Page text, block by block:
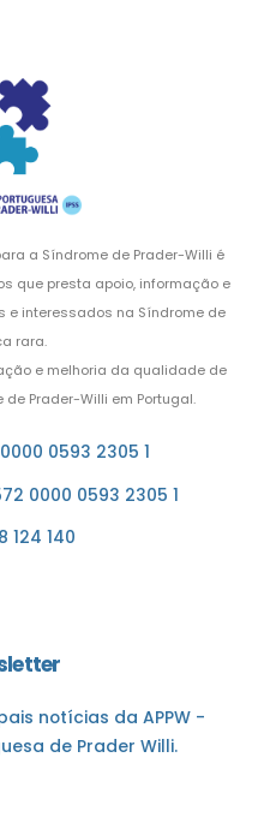
a Síndrome de Prader-Willi é
que presta apoio, informação e
e interessados na Síndrome de
rara.
e melhoria da qualidade de
Prader-Willi em Portugal.
0593 2305 1
0000 0593 2305 1
124 140
notícias da APPW -
de Prader Willi.